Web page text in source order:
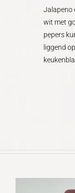
Jalapeno
wit met
pepers
liggend